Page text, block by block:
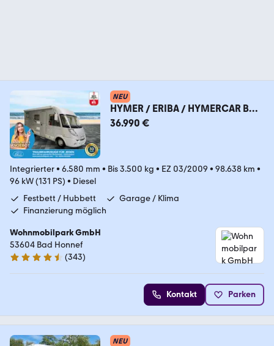
NEU
HYMER / ERIBA / HYMERCAR B
514
36.990 €
Integrierter• 6.580 mm • Bis 3.500 kg • EZ 03/2009 • 98.638 km •
96 kW (131 PS) • Diesel
Festbett / Hubbett
Garage / Klima
Finanzierung möglich
Wohnmobilpark GmbH
53604 Bad Honnef
4.3 Sterne
(343)
Kontakt Parken
NEU